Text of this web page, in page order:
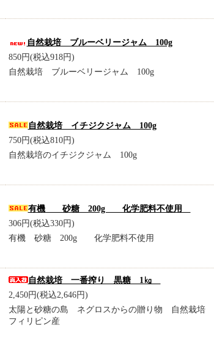
自然栽培 ブルーベリージャム 100g
850円(税込918円)
自然栽培 ブルーベリージャム 100g
自然栽培 イチジクジャム 100g
750円(税込810円)
自然栽培のイチジクジャム 100g
有機 砂糖 200g 化学肥料不使用
306円(税込330円)
有機 砂糖 200g 化学肥料不使用
自然栽培 一番搾り 黒糖 1㎏
2,450円(税込2,646円)
太陽と砂糖の島 ネグロスからの贈り物 自然栽
フィリピン産